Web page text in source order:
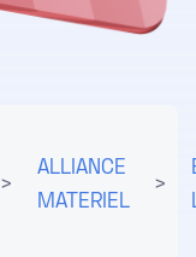
>
ALLIANCE
MATERIEL
>